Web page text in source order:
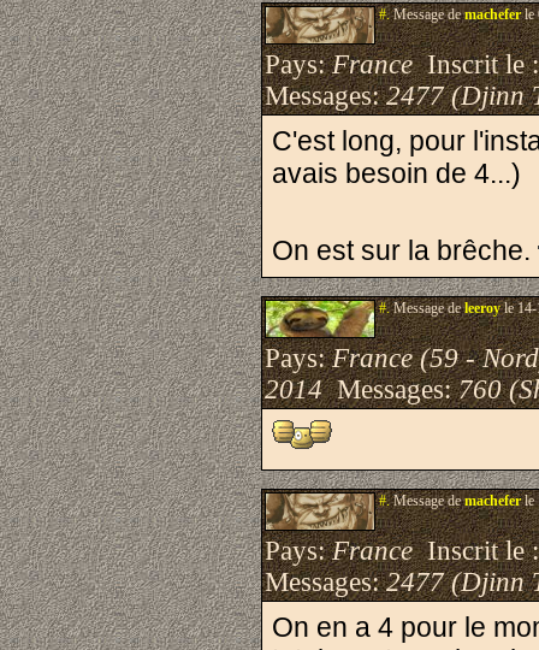
#.Message demacheferle
Pays:FranceInscrit le
Messages:2477 (Djinn
C'est long, pour
avais besoin de 4...)
On est sur la brêche.
#.Message deleeroyle 14-
Pays:France (59 -
2014Messages:760
#.Message demacheferle
Pays:FranceInscrit le
Messages:2477 (Djinn
On en a 4 pour le